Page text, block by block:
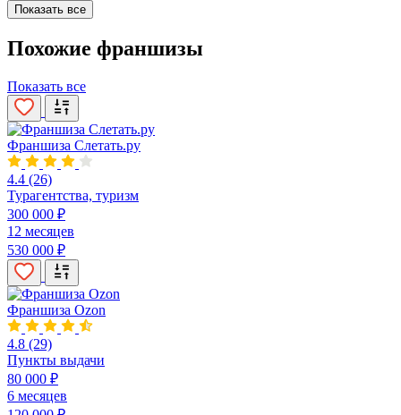
Показать все
Похожие франшизы
Показать все
Франшиза Слетать.ру
4.4 (26)
Турагентства, туризм
300 000 ₽
12 месяцев
530 000 ₽
Франшиза Ozon
4.8 (29)
Пункты выдачи
80 000 ₽
6 месяцев